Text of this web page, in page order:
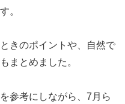
。
きのポイントや、自然で
まとめました。
参考にしながら、7月ら